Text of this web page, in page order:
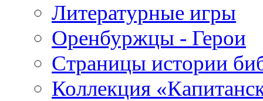
Литературные игры
Оренбуржцы - Герои
Страницы истории
Коллекция